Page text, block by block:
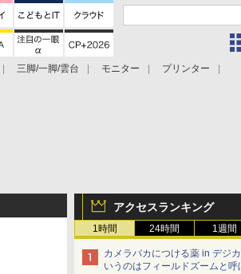
三脚/一脚/雲台 モニター
プリンター
アクセスランキング
1時間 24時間 1週間
カメラバカにつける薬 in デジ
いうのはフィールドズームと呼